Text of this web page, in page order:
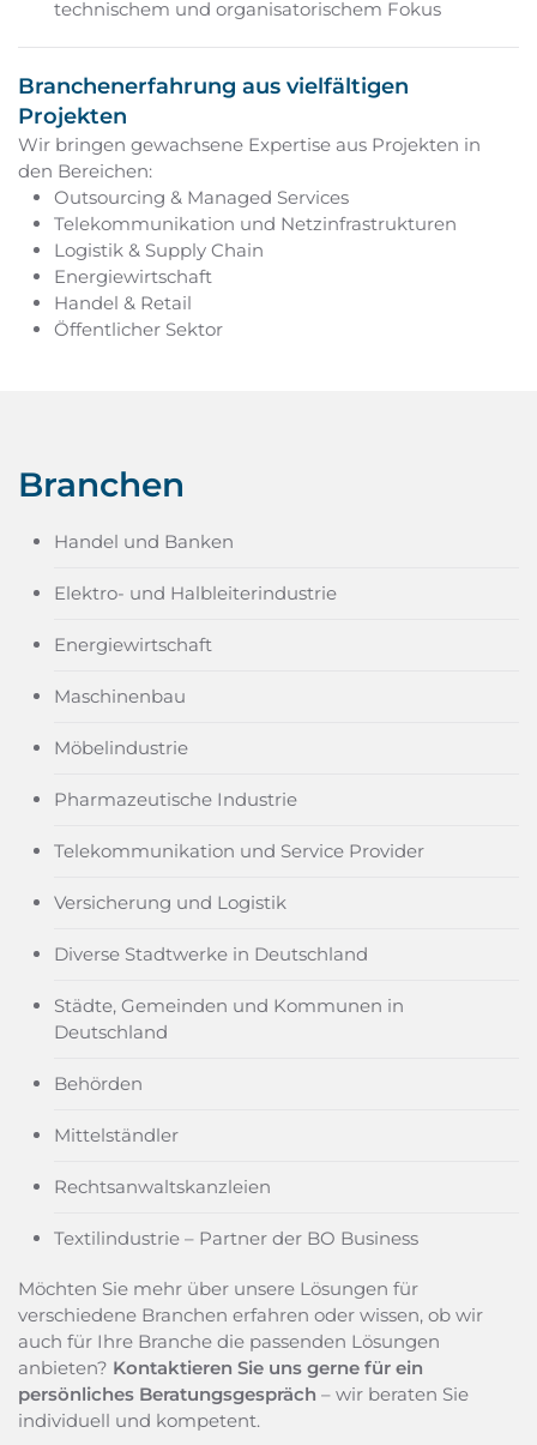
technischem und organisatorischem Fokus
Branchenerfahrung aus vielfältigen
Projekten
Wir bringen gewachsene Expertise aus Projekten in
den Bereichen:
Outsourcing & Managed Services
Telekommunikation und Netzinfrastrukturen
Logistik & Supply Chain
Energiewirtschaft
Handel & Retail
Öffentlicher Sektor
Branchen
Handel und Banken
Elektro- und Halbleiterindustrie
Energiewirtschaft
Maschinenbau
Möbelindustrie
Pharmazeutische Industrie
Telekommunikation und Service Provider
Versicherung und Logistik
Diverse Stadtwerke in Deutschland
Städte, Gemeinden und Kommunen in
Deutschland
Behörden
Mittelständler
Rechtsanwaltskanzleien
Textilindustrie – Partner der BO Business
Möchten Sie mehr über unsere Lösungen für
verschiedene Branchen erfahren oder wissen, ob wir
auch für Ihre Branche die passenden Lösungen
anbieten? Kontaktieren Sie uns gerne für ein
persönliches Beratungsgespräch – wir beraten Sie
individuell und kompetent.